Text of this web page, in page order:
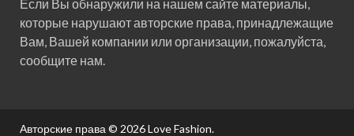
Если Вы обнаружили на нашем сайте материалы,
которые нарушают авторские права, принадлежащие
Вам, Вашей компании или организации, пожалуйста,
сообщите нам.
Авторские права © 2026Love Fashion.